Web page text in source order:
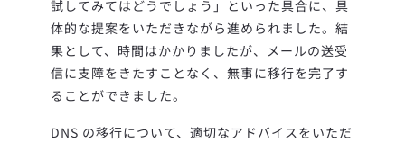
試してみてはどうでしょう」といった具合に、具
体的な提案をいただきながら進められました。結
果として、時間はかかりましたが、メールの送受
信に支障をきたすことなく、無事に移行を完了す
ることができました。
DNS の移行について、適切なアドバイスをいただ